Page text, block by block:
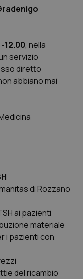
12.00, nella
servizio
diretto
abbiano mai
di Rozzano
ai pazienti
materiale
i pazienti con
del ricambio